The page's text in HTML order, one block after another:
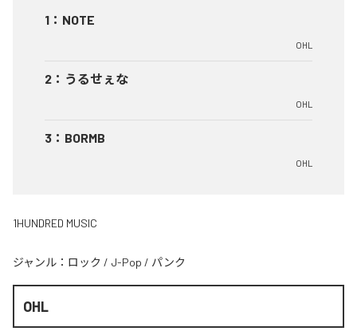
1 ： NOTE
OHL
2 ： うるせぇな
OHL
3 ： BORMB
OHL
1HUNDRED MUSIC
ジャンル： ロック / J-Pop / パンク
OHL